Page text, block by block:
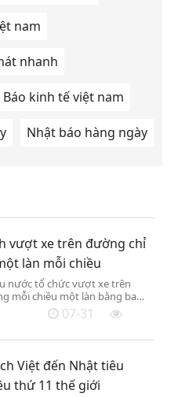
nam
nhanh
Báo kinh tế việt nam
Nhật báo hàng ngày
vượt xe trên đường chỉ
làn mỗi chiều
nước tổ chức vượt xe trên
mỗi chiều một làn bằng ba
gồm đường 2+1, làn leo dốc
tránh xe chậm.
07-31
Việt đến Nhật tiêu
thứ 11 thế giới